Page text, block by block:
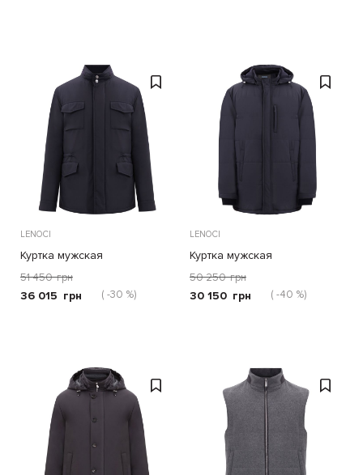
LENOCI
Куртка мужская
51 450 грн
36 015 грн ( -30 %)
LENOCI
Куртка мужская
50 250 грн
30 150 грн ( -40 %)